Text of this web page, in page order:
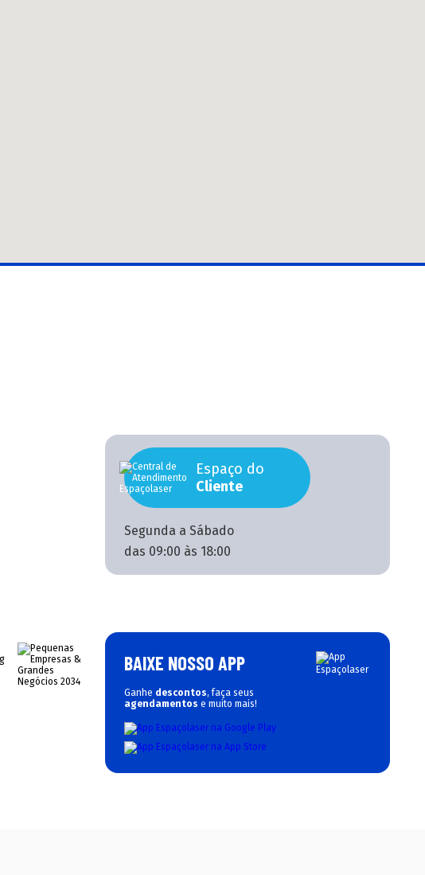
Espaço do
Cliente
Segunda a Sábado
das 09:00 às 18:00
BAIXE NOSSO APP
Ganhe descontos, faça seus
agendamentos e muito mais!